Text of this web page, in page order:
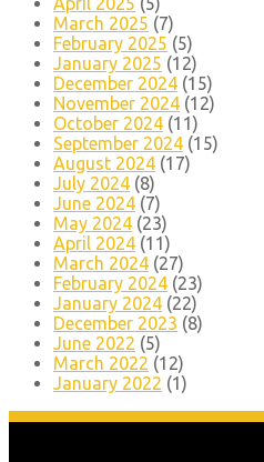
March 2025 (7)
February 2025 (5)
January 2025 (12)
December 2024 (15)
November 2024 (12)
October 2024 (11)
September 2024 (15)
August 2024 (17)
July 2024 (8)
June 2024 (7)
May 2024 (23)
April 2024 (11)
March 2024 (27)
February 2024 (23)
January 2024 (22)
December 2023 (8)
June 2022 (5)
March 2022 (12)
January 2022 (1)